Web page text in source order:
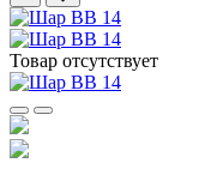
Товар отсутствует